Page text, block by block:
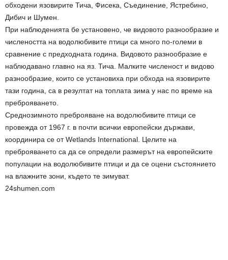
обходени язовирите Тича, Фисека, Съединение, Ястребино,
Дибич и Шумен.
При наблюденията бе установено, че видовото разнообразие и
числеността на водолюбивите птици са много по-големи в
сравнение с предходната година. Видовото разнообразие е
наблюдавано главно на яз. Тича. Малките численост и видово
разнообразие, които се установиха при обхода на язовирите
тази година, са в резултат на топлата зима у нас по време на
преброяването.
Среднозимното преброяване на водолюбивите птици се
провежда от 1967 г. в почти всички европейски държави,
координира се от Wetlands International. Целите на
преброяването са да се определи размерът на европейските
популации на водолюбивите птици и да се оцени състоянието
на влажните зони, където те зимуват.
24shumen.com